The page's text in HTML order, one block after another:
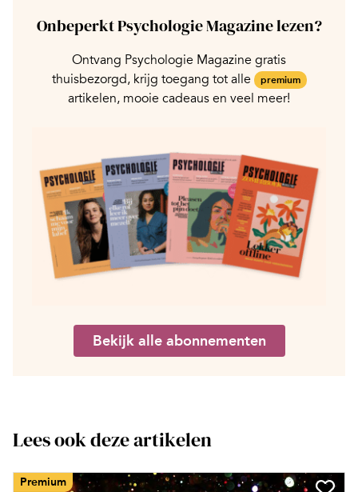
Onbeperkt Psychologie Magazine lezen?
Ontvang Psychologie Magazine gratis
thuisbezorgd, krijg toegang tot alle
premium
artikelen, mooie cadeaus en veel meer!
Bekijk alle abonnementen
Lees ook deze artikelen
Premium